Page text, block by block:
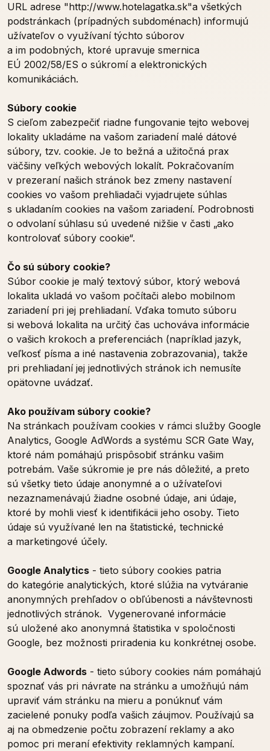
URL adrese "http://www.hotelagatka.sk"a všetkých
podstránkach (prípadných subdoménach) informujú
užívateľov o využívaní týchto súborov
a im podobných, ktoré upravuje smernica
EÚ 2002/58/ES o súkromí a elektronických
komunikáciách.
Súbory cookie
S cieľom zabezpečiť riadne fungovanie tejto webovej
lokality ukladáme na vašom zariadení malé dátové
súbory, tzv. cookie. Je to bežná a užitočná prax
väčšiny veľkých webových lokalít. Pokračovaním
v prezeraní našich stránok bez zmeny nastavení
cookies vo vašom prehliadači vyjadrujete súhlas
s ukladaním cookies na vašom zariadení. Podrobnosti
o odvolaní súhlasu sú uvedené nižšie v časti „ako
kontrolovať súbory cookie“.
Čo sú súbory cookie?
Súbor cookie je malý textový súbor, ktorý webová
lokalita ukladá vo vašom počítači alebo mobilnom
zariadení pri jej prehliadaní. Vďaka tomuto súboru
si webová lokalita na určitý čas uchováva informácie
o vašich krokoch a preferenciách (napríklad jazyk,
veľkosť písma a iné nastavenia zobrazovania), takže
pri prehliadaní jej jednotlivých stránok ich nemusíte
opätovne uvádzať.
Ako používam súbory cookie?
Na stránkach používam cookies v rámci služby Google
Analytics, Google AdWords a systému SCR Gate Way,
ktoré nám pomáhajú prispôsobiť stránku vašim
potrebám. Vaše súkromie je pre nás dôležité, a preto
sú všetky tieto údaje anonymné a o užívateľovi
nezaznamenávajú žiadne osobné údaje, ani údaje,
ktoré by mohli viesť k identifikácii jeho osoby. Tieto
údaje sú využívané len na štatistické, technické
a marketingové účely.
Google Analytics - tieto súbory cookies patria
do kategórie analytických, ktoré slúžia na vytváranie
anonymných prehľadov o obľúbenosti a návštevnosti
jednotlivých stránok. Vygenerované informácie
sú uložené ako anonymná štatistika v spoločnosti
Google, bez možnosti priradenia ku konkrétnej osobe.
Google Adwords - tieto súbory cookies nám pomáhajú
spoznať vás pri návrate na stránku a umožňujú nám
upraviť vám stránku na mieru a ponúknuť vám
zacielené ponuky podľa vašich záujmov. Používajú sa
aj na obmedzenie počtu zobrazení reklamy a ako
pomoc pri meraní efektivity reklamných kampaní.